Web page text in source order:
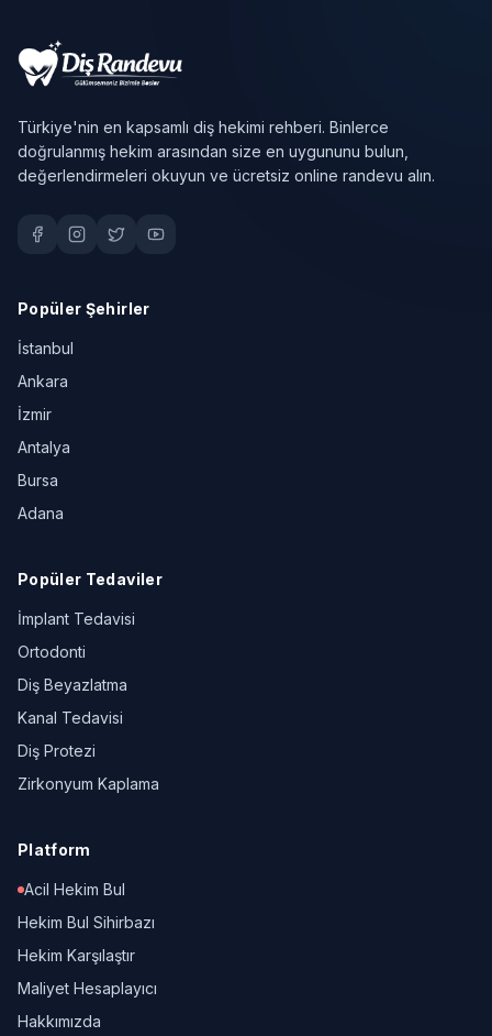
Türkiye'nin en kapsamlı diş hekimi rehberi. Binlerce
doğrulanmış hekim arasından size en uygununu bulun,
değerlendirmeleri okuyun ve ücretsiz online randevu alın.
Popüler Şehirler
İstanbul
Ankara
İzmir
Antalya
Bursa
Adana
Popüler Tedaviler
İmplant Tedavisi
Ortodonti
Diş Beyazlatma
Kanal Tedavisi
Diş Protezi
Zirkonyum Kaplama
Platform
Acil Hekim Bul
Hekim Bul Sihirbazı
Hekim Karşılaştır
Maliyet Hesaplayıcı
Hakkımızda